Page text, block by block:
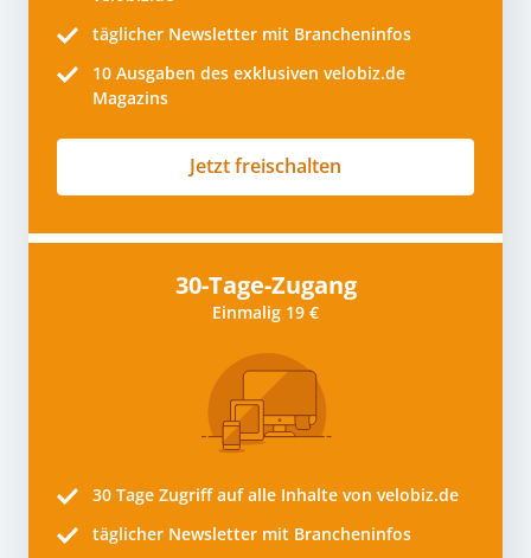
täglicher Newsletter mit Brancheninfos
10 Ausgaben des exklusiven velobiz.de
Magazins
Jetzt freischalten
30-Tage-Zugang
Einmalig 19 €
30 Tage Zugriff auf alle Inhalte von velobiz.de
täglicher Newsletter mit Brancheninfos